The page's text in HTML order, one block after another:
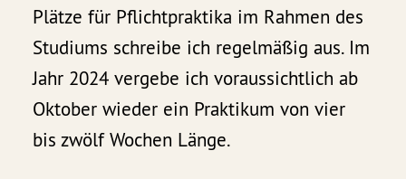
Plätze für Pflichtpraktika im Rahmen des
Studiums schreibe ich regelmäßig aus. Im
Jahr 2024 vergebe ich voraussichtlich ab
Oktober wieder ein Praktikum von vier
bis zwölf Wochen Länge.